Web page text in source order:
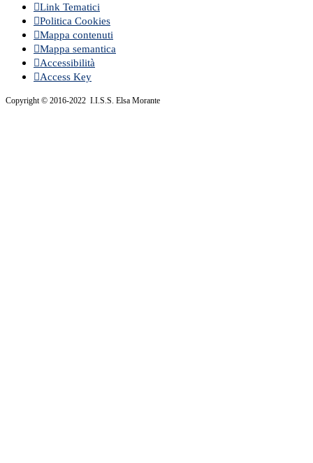
Link Tematici
Politica Cookies
Mappa contenuti
Mappa semantica
Accessibilità
Access Key
Copyright © 2016-2022 I.I.S.S. Elsa Morante